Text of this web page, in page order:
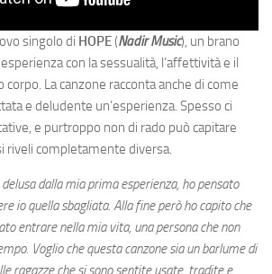
singolo di HOPE(Nadir Music), un brano
con la sessualità, l’affettività e il
La canzone racconta anche di come
e deludente un’esperienza. Spesso ci
e purtroppo non di rado può capitare
riveli completamente diversa.
dalla mia prima esperienza, ho pensato
io quella sbagliata. Alla fine però ho capito che
entrare nella mia vita, una persona che non
Voglio che questa canzone sia un barlume di
ragazze che si sono sentite usate, tradite e